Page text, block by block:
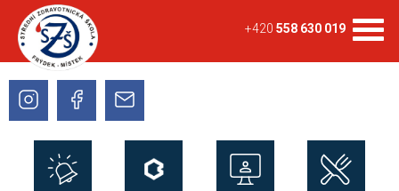
+420 558 630 019